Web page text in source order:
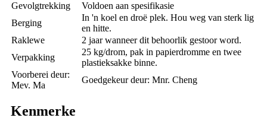
Gevolgtrekking
Voldoen aan spesifikasie
Berging
In 'n koel en droë plek. Hou weg van sterk lig
en hitte.
Raklewe
2 jaar wanneer dit behoorlik gestoor word.
Verpakking
25 kg/drom, pak in papierdromme en twee
plastieksakke binne.
Voorberei deur:
Mev. Ma
Goedgekeur deur: Mnr. Cheng
Kenmerke